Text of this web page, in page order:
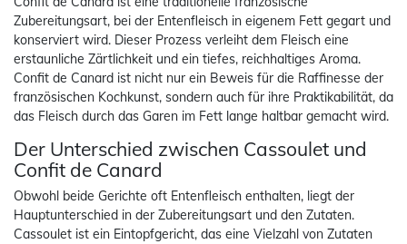
Zubereitungsart, bei der Entenfleisch in eigenem Fett gegart und
konserviert wird. Dieser Prozess verleiht dem Fleisch eine
erstaunliche Zärtlichkeit und ein tiefes, reichhaltiges Aroma.
Confit de Canard ist nicht nur ein Beweis für die Raffinesse der
französischen Kochkunst, sondern auch für ihre Praktikabilität, da
das Fleisch durch das Garen im Fett lange haltbar gemacht wird.
Der Unterschied zwischen Cassoulet und
Confit de Canard
Obwohl beide Gerichte oft Entenfleisch enthalten, liegt der
Hauptunterschied in der Zubereitungsart und den Zutaten.
Cassoulet ist ein Eintopfgericht, das eine Vielzahl von Zutaten